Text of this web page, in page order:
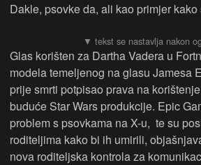
Dakle, psovke da, ali kao primjer
Glas korišten za Dartha Vadera u
modela temeljenog na glasu Jamesa
prije smrti potpisao prava na
buduće Star Wars produkcije. Epic
problem s psovkama na X-u, te su
roditeljima kako bi ih umirili,
nova roditeljska kontrola za